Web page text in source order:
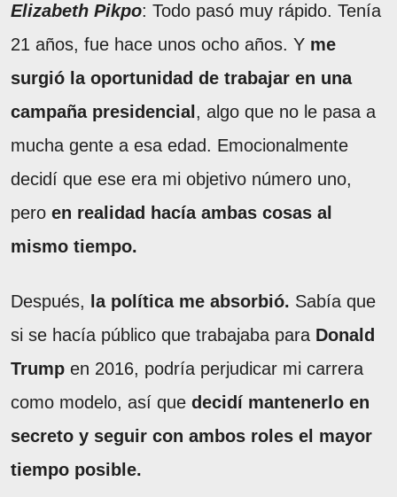
Elizabeth Pikpo: Todo pasó muy rápido. Tenía
21 años, fue hace unos ocho años. Y me
surgió la oportunidad de trabajar en una
campaña presidencial , algo que no le pasa a
mucha gente a esa edad. Emocionalmente
decidí que ese era mi objetivo número uno,
pero en realidad hacía ambas cosas al
mismo tiempo.
Después, la política me absorbió. Sabía que
si se hacía público que trabajaba para Donald
Trump en 2016, podría perjudicar mi carrera
como modelo, así que decidí mantenerlo en
secreto y seguir con ambos roles el mayor
tiempo posible.